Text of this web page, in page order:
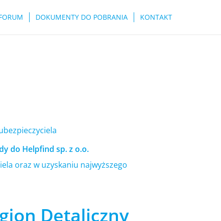
DOKUMENTY DO POBRANIA KONTAKT
do Helpfind sp. z o.o.
oraz w uzyskaniu najwyższego
Detaliczny